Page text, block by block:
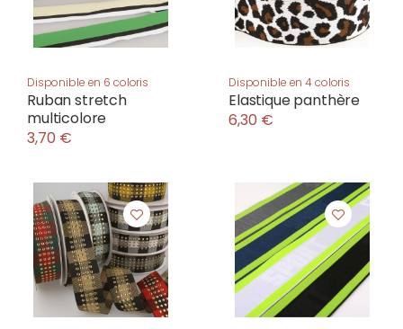
Disponible en 6 coloris
Ruban stretch
multicolore
3,70 €
Disponible en 4 coloris
Elastique panthère
6,30 €